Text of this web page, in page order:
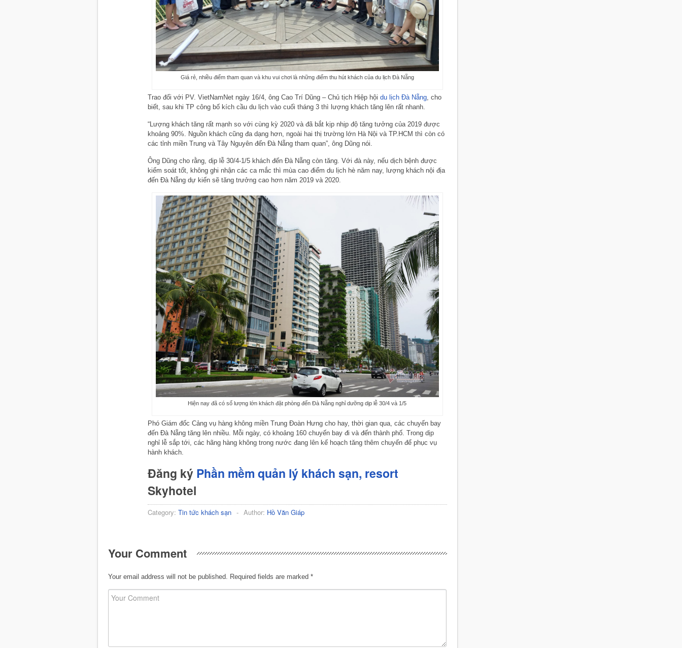
Giá rẻ, nhiều điểm tham quan và khu vui chơi là những điểm thu hút khách của du lịch Đà Nẵng
Trao đổi với PV. VietNamNet ngày 16/4, ông Cao Trí Dũng – Chủ tịch Hiệp hội du lịch Đà Nẵng , cho
biết, sau khi TP công bố kích cầu du lịch vào cuối tháng 3 thì lượng khách tăng lên rất nhanh.
“Lượng khách tăng rất mạnh so với cùng kỳ 2020 và đã bắt kịp nhịp độ tăng tưởng của 2019 được
khoảng 90%. Nguồn khách cũng đa dạng hơn, ngoài hai thị trường lớn Hà Nội và TP.HCM thì còn có
các tỉnh miền Trung và Tây Nguyên đến Đà Nẵng tham quan”, ông Dũng nói.
Ông Dũng cho rằng, dịp lễ 30/4-1/5 khách đến Đà Nẵng còn tăng. Với đà này, nếu dịch bệnh được
kiểm soát tốt, không ghi nhận các ca mắc thì mùa cao điểm du lịch hè năm nay, lượng khách nội địa
đến Đà Nẵng dự kiến sẽ tăng trưởng cao hơn năm 2019 và 2020.
Hiện nay đã có số lượng lớn khách đặt phòng đến Đà Nẵng nghỉ dưỡng dịp lễ 30/4 và 1/5
Phó Giám đốc Cảng vụ hàng không miền Trung Đoàn Hưng cho hay, thời gian qua, các chuyến bay
đến Đà Nẵng tăng lên nhiều. Mỗi ngày, có khoảng 160 chuyến bay đi và đến thành phố. Trong dịp
nghỉ lễ sắp tới, các hãng hàng không trong nước đang lên kế hoạch tăng thêm chuyến để phục vụ
hành khách.
Đăng ký Phần mềm quản lý khách sạn, resort
Skyhotel
Category: Tin tức khách sạn - Author: Hồ Văn Giáp
Your Comment
Your email address will not be published. Required fields are marked *